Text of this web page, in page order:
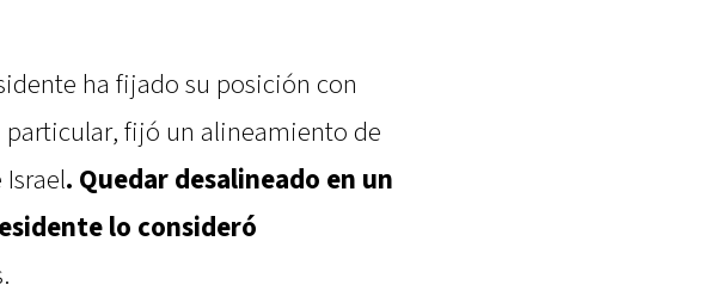
ha fijado su posición con
particular, fijó un alineamiento de
. Quedar desalineado en un
lo consideró